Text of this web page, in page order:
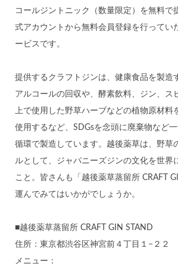
コールジントニック（数量限定）を無料で
式アカウントから無料会員登録を行ってい
ービスです。
提供するクラフトジンは、健康食品を製造
アルコールの回収や、酵素飲料、ジン、ス
上で使用した野草ハーブなどの植物原材料
使用するなど、SDGsを念頭に廃棄物など
循環で製造しています。越後薬草は、野草
ルとして、ジャパニーズジンの文化を世界
こと。皆さんも「越後薬草蒸留所 CRAFT
運んでみてはいかがでしょうか。
■越後薬草蒸留所 CRAFT GIN STAND
住所：東京都渋谷区神宮前４丁目１−２２
メニュー：